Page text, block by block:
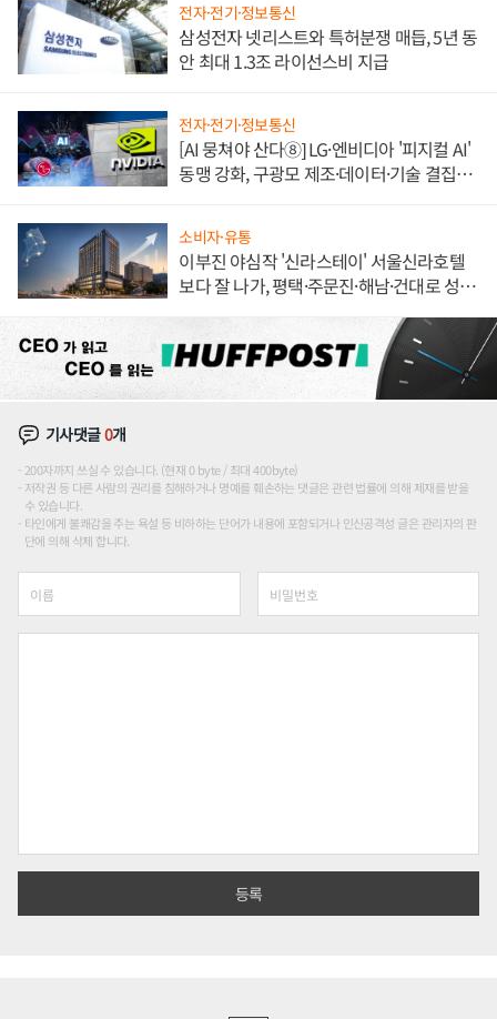
전자·전기·정보통신
삼성전자 넷리스트와 특허분쟁 매듭, 5년 동
안 최대 1.3조 라이선스비 지급
전자·전기·정보통신
[AI 뭉쳐야 산다⑧] LG·엔비디아 '피지컬 AI'
동맹 강화, 구광모 제조·데이터·기술 결집
소비자·유통
이부진 야심작 '신라스테이' 서울신라호텔
보다 잘 나가, 평택·주문진·해남·건대로 성
기사댓글0개
200자까지 쓰실 수 있습니다. (현재 0 byte / 최대 400byte)
저작권 등 다른 사람의 권리를 침해하거나 명예를 훼손하는 댓글은 관련 법률에 의해 제재를 받을
수 있습니다.
타인에게 불쾌감을 주는 욕설 등 비하하는 단어가 내용에 포함되거나 인신공격성 글은 관리자의 판
단에 의해 삭제 합니다.